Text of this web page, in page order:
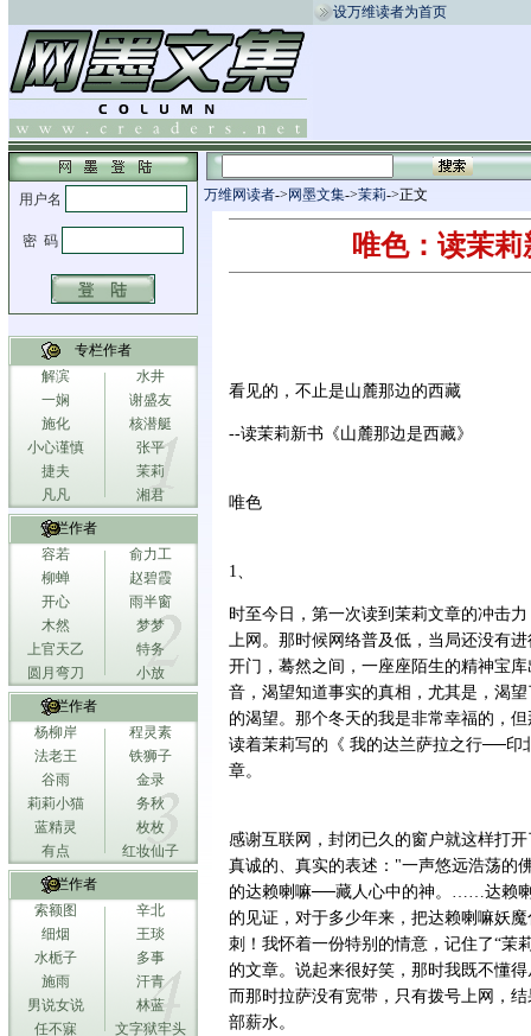
设万维读者为首页
专栏作者
解滨
水井
一娴
谢盛友
施化
核潜艇
小心谨慎
张平
捷夫
茉莉
凡凡
湘君
专栏作者
容若
俞力工
柳蝉
赵碧霞
开心
雨半窗
木然
梦梦
上官天乙
特务
圆月弯刀
小放
专栏作者
杨柳岸
程灵素
法老王
铁狮子
谷雨
金录
莉莉小猫
务秋
蓝精灵
枚枚
有点
红妆仙子
专栏作者
索额图
辛北
细烟
王琰
水栀子
多事
施雨
汗青
男说女说
林蓝
任不寐
文字狱牢头
万维网读者-> 网墨文集->茉莉->正文
唯色：读茉
看见的，不止是山麓那边的西藏
--读茉莉新书《山麓那边是西藏》
唯色
1、
时至今日，第一次读到茉莉文章的冲击
上网。那时候网络普及低，当局还没有
开门，蓦然之间，一座座陌生的精神宝
音，渴望知道事实的真相，尤其是，渴
的渴望。那个冬天的我是非常幸福的，
读着茉莉写的《 我的达兰萨拉之行──印
章。
感谢互联网，封闭已久的窗户就这样打
真诚的、真实的表述："一声悠远浩荡的
的达赖喇嘛──藏人心中的神。……达赖
的见证，对于多少年来，把达赖喇嘛妖
刺！我怀着一份特别的情意，记住了“茉
的文章。说起来很好笑，那时我既不懂
而那时拉萨没有宽带，只有拨号上网，
部薪水。